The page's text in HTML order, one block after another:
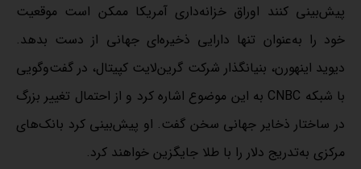
پیش‌بینی کنند اوراق خزانه‌داری آمریکا ممکن است موقعیت
خود را به‌عنوان تنها دارایی ذخیره‌ای جهانی از دست بدهد.
دیوید اینهورن، بنیانگذار شرکت گرین‌لایت کپیتال، در گفت‌وگویی
با شبکه CNBC به این موضوع اشاره کرد و از احتمال تغییر بزرگ
در ساختار ذخایر جهانی سخن گفت. او پیش‌بینی کرد بانک‌های
مرکزی به‌تدریج دلار را با طلا جایگزین خواهند کرد.